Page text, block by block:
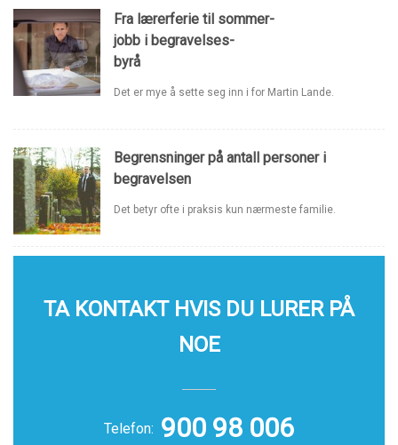
Fra lærerferie til sommer-
jobb i begravelses-
byrå
Det er mye å sette seg inn i for Martin Lande.
Begrensninger på antall personer i
begravelsen
Det betyr ofte i praksis kun nærmeste familie.
TA KONTAKT HVIS DU LURER PÅ
NOE
Telefon: 900 98 006